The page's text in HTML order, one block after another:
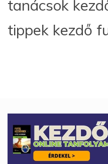
tanácsok
tippek kezdő